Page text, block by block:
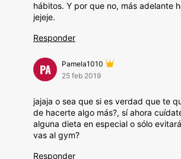
hábitos. Y por que no, más adelante
jejeje.
Responder
PA
Pamela1010
25 feb 2019
jajaja o sea que si es verdad que te
de hacerte algo más?, sí ahora
alguna dieta en especial o sólo
vas al gym?
Responder